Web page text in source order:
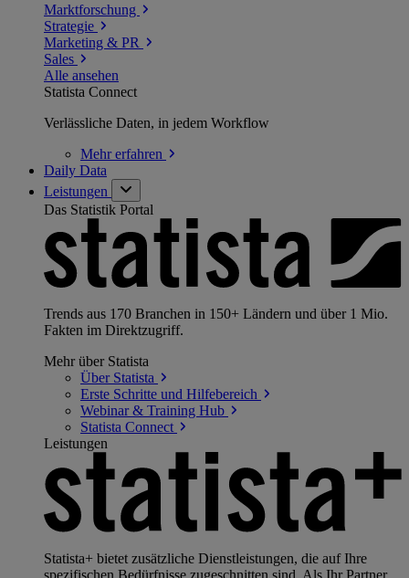
Marktforschung
Strategie
Marketing & PR
Sales
Alle ansehen
Statista Connect
Verlässliche Daten, in jedem Workflow
Mehrerfahren
Daily Data
Leistungen
Das Statistik Portal
Trends aus 170 Branchen in 150+ Ländern und über 1 Mio.
Fakten im Direktzugriff.
Mehr über Statista
Über Statista
Erste Schritte und Hilfebereich
Webinar & Training Hub
Statista Connect
Leistungen
Statista+ bietet zusätzliche Dienstleistungen, die auf Ihre
spezifischen Bedürfnisse zugeschnitten sind. Als Ihr Partner